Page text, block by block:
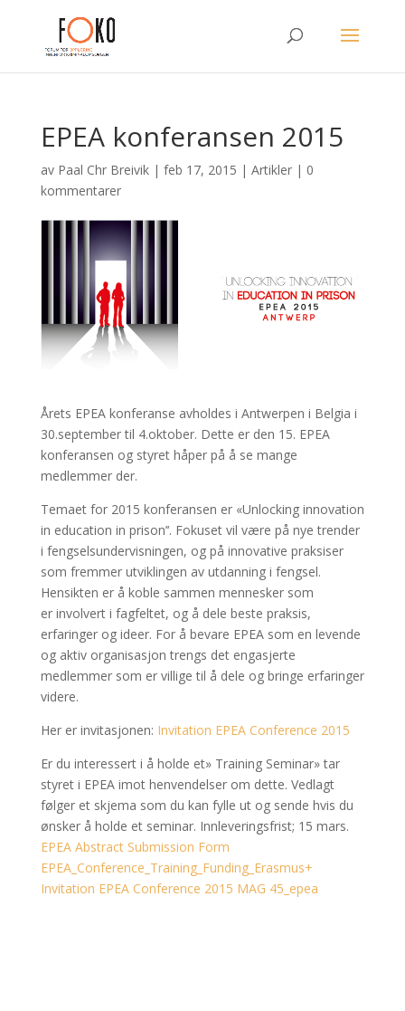
EPEA konferansen 2015
av Paal Chr Breivik| feb 17, 2015 | Artikler| 0
kommentarer
Årets EPEA konferanse avholdes i Antwerpen i Belgia i
30.september til 4.oktober. Dette er den 15. EPEA
konferansen og styret håper på å se mange
medlemmer der.
Temaet for 2015 konferansen er «Unlocking innovation
in education in prison’‘. Fokuset vil være på nye trender
i fengselsundervisningen, og på innovative praksiser
som fremmer utviklingen av utdanning i fengsel.
Hensikten er å koble sammen mennesker som
er involvert i fagfeltet, og å dele beste praksis,
erfaringer og ideer. For å bevare EPEA som en levende
og aktiv organisasjon trengs det engasjerte
medlemmer som er villige til å dele og bringe erfaringer
videre.
Her er invitasjonen: Invitation EPEA Conference 2015
Er du interessert i å holde et» Training Seminar» tar
styret i EPEA imot henvendelser om dette. Vedlagt
følger et skjema som du kan fylle ut og sende hvis du
ønsker å holde et seminar. Innleveringsfrist; 15 mars.
EPEA Abstract Submission Form
EPEA_Conference_Training_Funding_Erasmus+
Invitation EPEA Conference 2015 MAG 45_epea